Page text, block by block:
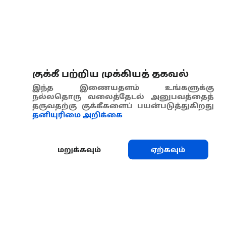
குக்கீ பற்றிய முக்கியத் தகவல்
இந்த இணையதளம் உங்களுக்கு
நல்லதொரு வலைத்தேடல் அனுபவத்தைத்
தருவதற்கு குக்கீகளைப் பயன்படுத்துகிறது
தனியுரிமை அறிக்கை
மறுக்கவும் ஏற்கவும்